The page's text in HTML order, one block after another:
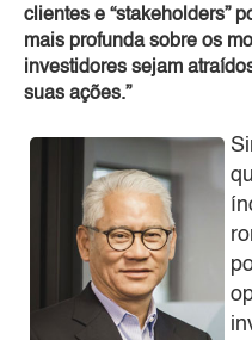
clientes e “stakeholders”
mais profunda sobre os
investidores sejam
suas ações.”